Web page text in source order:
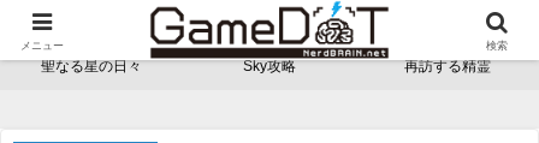
NerdBRAINゲーム支部 - ゲームドット -
聖なる星の日々 Sky攻略 再訪する精霊
メニュー 検索